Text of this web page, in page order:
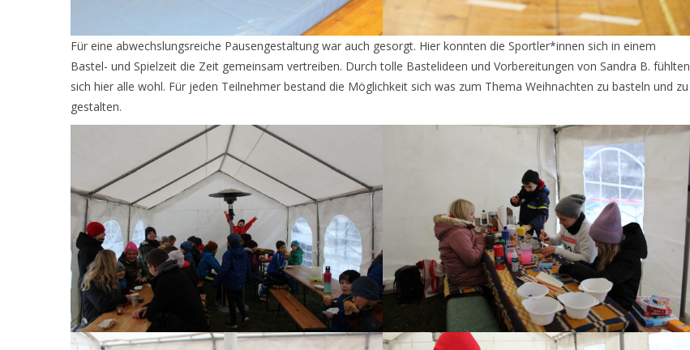
Für eine abwechslungsreiche Pausengestaltung war auch gesorgt. Hier konnten die Sportler*innen sich in einem
Bastel- und Spielzeit die Zeit gemeinsam vertreiben. Durch tolle Bastelideen und Vorbereitungen von Sandra B. fühlten
sich hier alle wohl. Für jeden Teilnehmer bestand die Möglichkeit sich was zum Thema Weihnachten zu basteln und zu
gestalten.